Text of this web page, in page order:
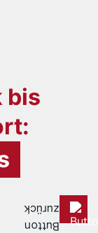
bis